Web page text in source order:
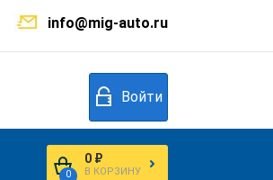
info@mig-auto.ru
Войти
0
0 ₽
В КОРЗИНУ